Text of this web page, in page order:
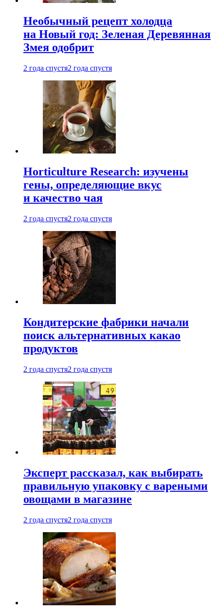
Необычный рецепт холодца
на Новый год: Зеленая Деревянная
Змея одобрит
2 года спустя2 года спустя
Horticulture Research: изучены
гены, определяющие вкус
и качество чая
2 года спустя2 года спустя
Кондитерские фабрики начали
поиск альтернативных какао
продуктов
2 года спустя2 года спустя
Эксперт рассказал, как выбирать
правильную упаковку с вареными
овощами в магазине
2 года спустя2 года спустя